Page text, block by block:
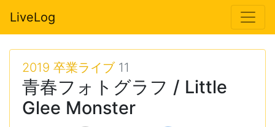
LiveLog
2019 卒業ライブ11
青春フォトグラフ / Little
Glee Monster